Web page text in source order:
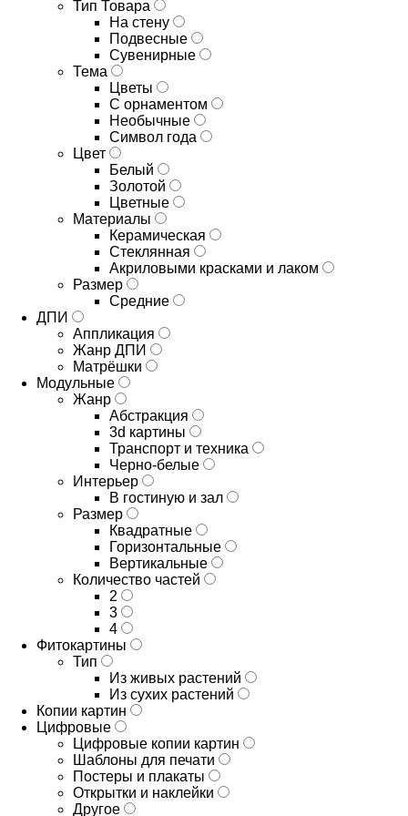
Тип Товара
На стену
Подвесные
Сувенирные
Тема
Цветы
С орнаментом
Необычные
Символ года
Цвет
Белый
Золотой
Цветные
Материалы
Керамическая
Стеклянная
Акриловыми красками и лаком
Размер
Средние
ДПИ
Аппликация
Жанр ДПИ
Матрёшки
Модульные
Жанр
Абстракция
3d картины
Транспорт и техника
Черно-белые
Интерьер
В гостиную и зал
Размер
Квадратные
Горизонтальные
Вертикальные
Количество частей
2
3
4
Фитокартины
Тип
Из живых растений
Из сухих растений
Копии картин
Цифровые
Цифровые копии картин
Шаблоны для печати
Постеры и плакаты
Открытки и наклейки
Другое